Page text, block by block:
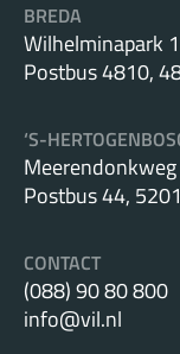
BREDA
Wilhelminapark
Postbus 4810,
‘S-
Meerendonkweg
Postbus 44,
CONTACT
(088) 90 80 800
info@vil.nl